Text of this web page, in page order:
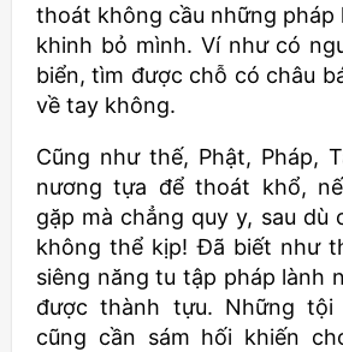
thoát không cầu những pháp
khinh bỏ mình. Ví như có
biển, tìm được chỗ có châu
về tay không.
Cũng như thế, Phật, Pháp,
nương tựa để thoát khổ,
gặp mà chẳng quy y, sau dù
không thể kịp! Ðã biết như
siêng năng tu tập pháp lành
được thành tựu. Những
cũng cần sám hối khiến